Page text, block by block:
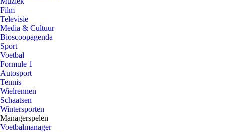
Film
Televisie
Media & Cultuur
Bioscoopagenda
Sport
Voetbal
Formule 1
Autosport
Tennis
Wielrennen
Schaatsen
Wintersporten
Managerspelen
Voetbalmanager